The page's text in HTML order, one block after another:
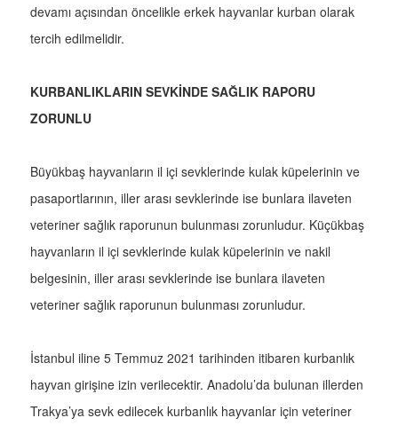
devamı açısından öncelikle erkek hayvanlar kurban olarak
tercih edilmelidir.
KURBANLIKLARIN SEVKİNDE SAĞLIK RAPORU
ZORUNLU
Büyükbaş hayvanların il içi sevklerinde kulak küpelerinin ve
pasaportlarının, iller arası sevklerinde ise bunlara ilaveten
veteriner sağlık raporunun bulunması zorunludur. Küçükbaş
hayvanların il içi sevklerinde kulak küpelerinin ve nakil
belgesinin, iller arası sevklerinde ise bunlara ilaveten
veteriner sağlık raporunun bulunması zorunludur.
İstanbul iline 5 Temmuz 2021 tarihinden itibaren kurbanlık
hayvan girişine izin verilecektir. Anadolu’da bulunan illerden
Trakya’ya sevk edilecek kurbanlık hayvanlar için veteriner